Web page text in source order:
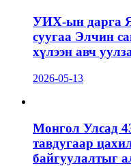
УИХ-ын дарга
суугаа Элчин
хүлээн авч
2026-05-13
Монгол Улсад
тавдугаар
байгуулалтыг